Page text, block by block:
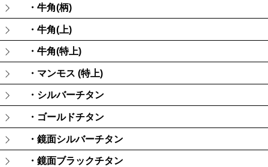
・牛角(柄)
・牛角(上)
・牛角(特上)
・マンモス (特上)
・シルバーチタン
・ゴールドチタン
・鏡面シルバーチタン
・鏡面ブラックチタン